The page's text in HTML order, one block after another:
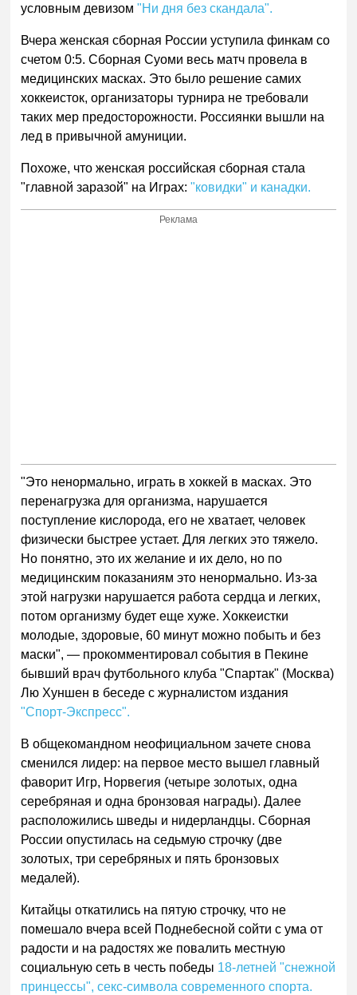
условным девизом"Ни дня без скандала".
Вчера женская сборная России уступила финкам со
счетом 0:5. Сборная Суоми весь матч провела в
медицинских масках. Это было решение самих
хоккеисток, организаторы турнира не требовали
таких мер предосторожности. Россиянки вышли на
лед в привычной амуниции.
Похоже, что женская российская сборная стала
"главной заразой" на Играх:"ковидки" и канадки.
Реклама
"Это ненормально, играть в хоккей в масках. Это
перенагрузка для организма, нарушается
поступление кислорода, его не хватает, человек
физически быстрее устает. Для легких это тяжело.
Но понятно, это их желание и их дело, но по
медицинским показаниям это ненормально. Из-за
этой нагрузки нарушается работа сердца и легких,
потом организму будет еще хуже. Хоккеистки
молодые, здоровые, 60 минут можно побыть и без
маски", — прокомментировал события в Пекине
бывший врач футбольного клуба "Спартак" (Москва)
Лю Хуншен в беседе с журналистом издания
"Спорт-Экспресс".
В общекомандном неофициальном зачете снова
сменился лидер: на первое место вышел главный
фаворит Игр, Норвегия (четыре золотых, одна
серебряная и одна бронзовая награды). Далее
расположились шведы и нидерландцы. Сборная
России опустилась на седьмую строчку (две
золотых, три серебряных и пять бронзовых
медалей).
Китайцы откатились на пятую строчку, что не
помешало вчера всей Поднебесной сойти с ума от
радости и на радостях же повалить местную
социальную сеть в честь победы 18-летней "снежной
принцессы", секс-символа современного спорта.